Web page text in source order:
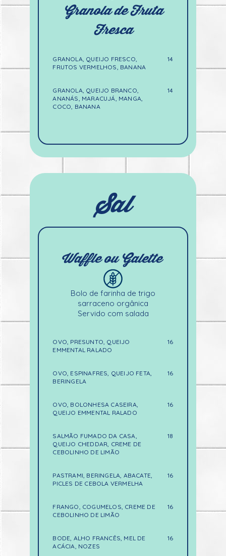
Granola de Fruta
Fresca
GRANOLA, QUEIJO FRESCO,
FRUTOS VERMELHOS, BANANA
14
GRANOLA, QUEIJO BRANCO,
ANANÁS, MARACUJÁ, MANGA,
COCO, BANANA
14
Sal
Waffle ou Galette
Bolo de farinha de trigo
sarraceno orgânica
Servido com salada
OVO, PRESUNTO, QUEIJO
EMMENTAL RALADO
16
OVO, ESPINAFRES, QUEIJO FETA,
BERINGELA
16
OVO, BOLONHESA CASEIRA,
QUEIJO EMMENTAL RALADO
16
SALMÃO FUMADO DA CASA,
QUEIJO CHEDDAR, CREME DE
CEBOLINHO DE LIMÃO
18
PASTRAMI, BERINGELA, ABACATE,
PICLES DE CEBOLA VERMELHA
16
FRANGO, COGUMELOS, CREME DE
CEBOLINHO DE LIMÃO
16
BODE, ALHO FRANCÊS, MEL DE
ACÁCIA, NOZES
16